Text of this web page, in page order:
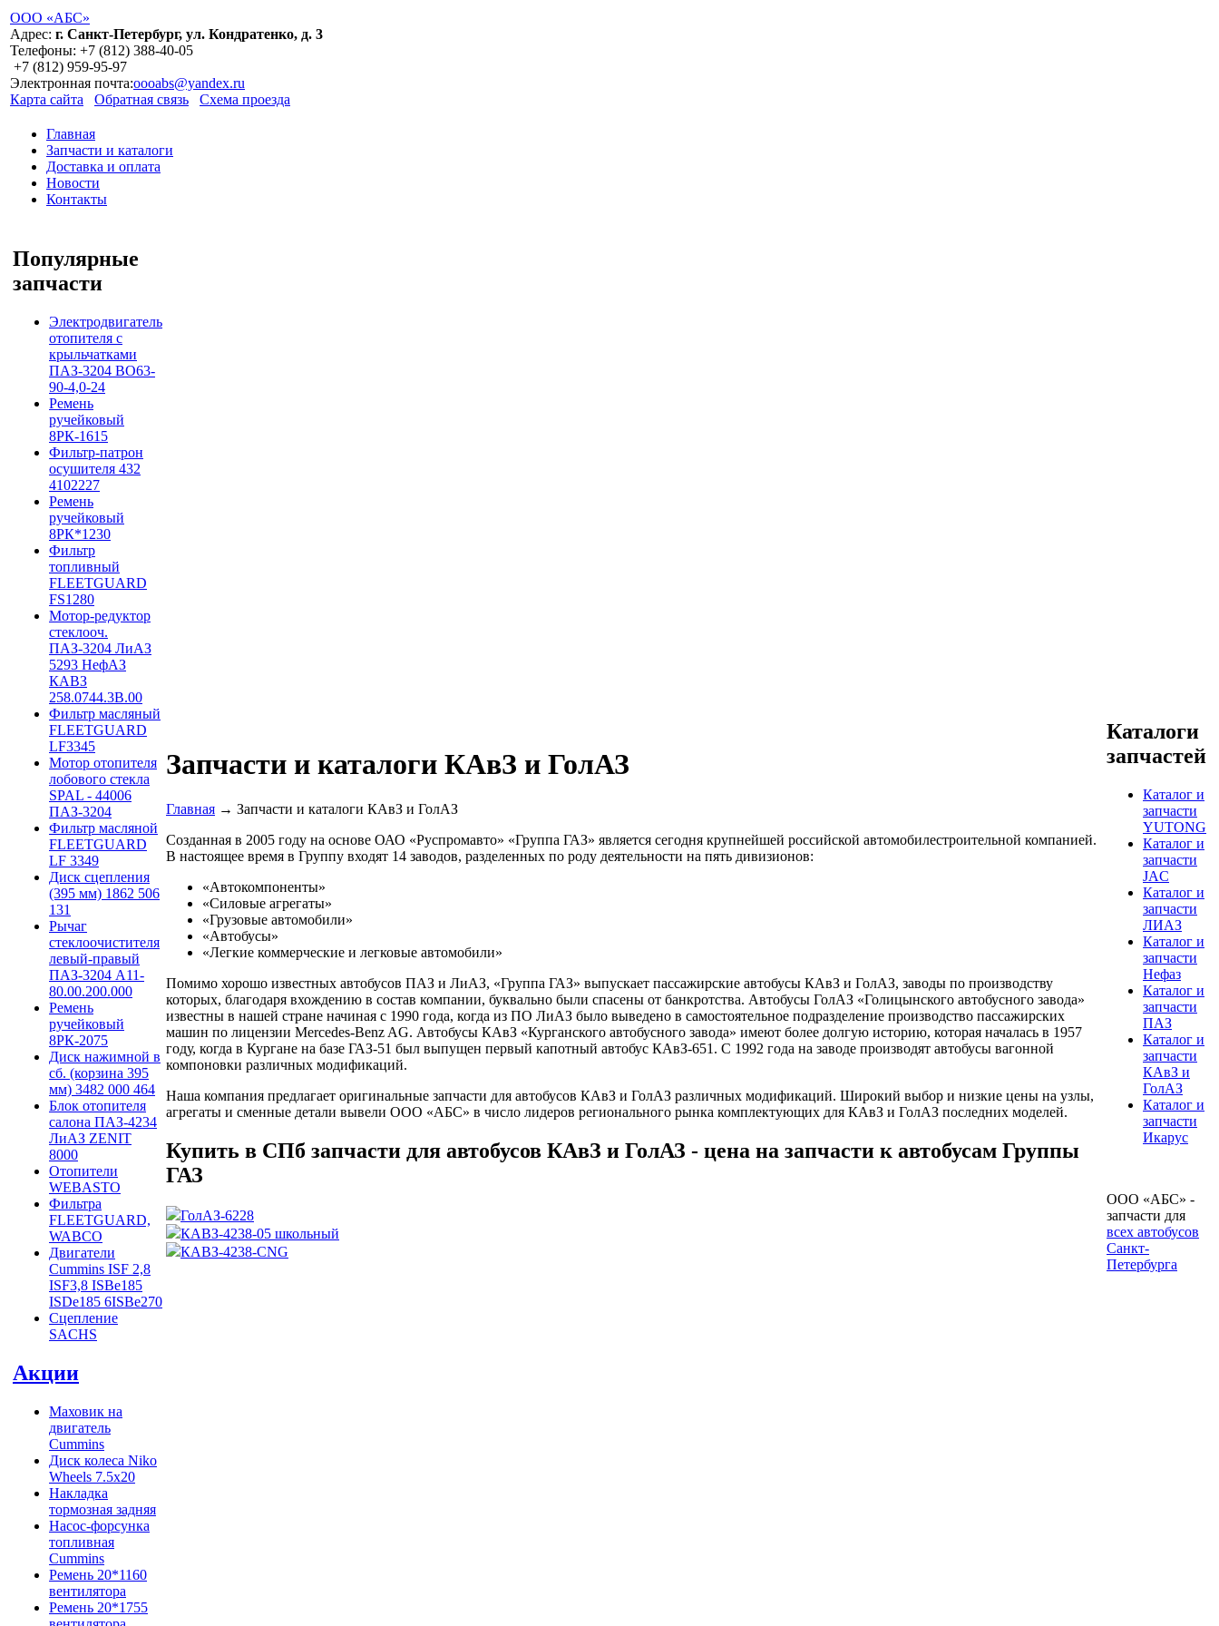
ООО «АБС»
Адрес: г. Санкт-Петербург, ул. Кондратенко, д. 3
Телефоны: +7 (812) 388-40-05
+7 (812) 959-95-97
Электронная почта:oooabs@yandex.ru
Карта сайта
Обратная связь Схема проезда
Главная
Запчасти и каталоги
Доставка и оплата
Новости
Контакты
Популярные
запчасти
Электродвигатель
отопителя с
крыльчатками
ПАЗ-3204 ВО63-
90-4,0-24
Ремень
ручейковый
8РК-1615
Фильтр-патрон
осушителя 432
4102227
Ремень
ручейковый
8РК*1230
Фильтр
топливный
FLEETGUARD
FS1280
Мотор-редуктор
стеклооч.
ПАЗ-3204 ЛиАЗ
5293 НефАЗ
КАВЗ
258.0744.3B.00
Фильтр масляный
FLEETGUARD
LF3345
Мотор отопителя
лобового стекла
SPAL - 44006
ПАЗ-3204
Фильтр масляной
FLEETGUARD
LF 3349
Диск сцепления
(395 мм) 1862 506
131
Рычаг
стеклоочистителя
левый-правый
ПАЗ-3204 А11-
80.00.200.000
Ремень
ручейковый
8РК-2075
Диск нажимной в
сб. (корзина 395
мм) 3482 000 464
Блок отопителя
салона ПАЗ-4234
ЛиАЗ ZENIT
8000
Отопители
WEBASTO
Фильтра
FLEETGUARD,
WABCO
Двигатели
Cummins ISF 2,8
ISF3,8 ISBe185
ISDe185 6ISBe270
Сцепление
SACHS
Акции
Маховик на
двигатель
Cummins
Диск колеса Niko
Wheels 7.5x20
Накладка
тормозная задняя
Насос-форсунка
топливная
Cummins
Ремень 20*1160
вентилятора
Ремень 20*1755
Запчасти и каталоги КАвЗ и ГолАЗ
Главная → Запчасти и каталоги КАвЗ и ГолАЗ
Созданная в 2005 году на основе ОАО «Руспромавто» «Группа ГАЗ» является сегодня крупнейшей российской автомобилестроительной компанией.
В настоящее время в Группу входят 14 заводов, разделенных по роду деятельности на пять дивизионов:
«Автокомпоненты»
«Силовые агрегаты»
«Грузовые автомобили»
«Автобусы»
«Легкие коммерческие и легковые автомобили»
Помимо хорошо известных автобусов ПАЗ и ЛиАЗ, «Группа ГАЗ» выпускает пассажирские автобусы КАвЗ и ГолАЗ, заводы по производству
которых, благодаря вхождению в состав компании, буквально были спасены от банкротства. Автобусы ГолАЗ «Голицынского автобусного завода»
известны в нашей стране начиная с 1990 года, когда из ПО ЛиАЗ было выведено в самостоятельное подразделение производство пассажирских
машин по лицензии Mercedes-Benz AG. Автобусы КАвЗ «Курганского автобусного завода» имеют более долгую историю, которая началась в 1957
году, когда в Кургане на базе ГАЗ-51 был выпущен первый капотный автобус КАвЗ-651. С 1992 года на заводе производят автобусы вагонной
компоновки различных модификаций.
Наша компания предлагает оригинальные запчасти для автобусов КАвЗ и ГолАЗ различных модификаций. Широкий выбор и низкие цены на узлы,
агрегаты и сменные детали вывели ООО «АБС» в число лидеров регионального рынка комплектующих для КАвЗ и ГолАЗ последних моделей.
Купить в СПб запчасти для автобусов КАвЗ и ГолАЗ - цена на запчасти к автобусам Группы
ГАЗ
ГолАЗ-6228
КАВЗ-4238-05 школьный
КАВЗ-4238-CNG
Каталоги
запчастей
Каталог и
запчасти
YUTONG
Каталог и
запчасти
JAC
Каталог и
запчасти
ЛИАЗ
Каталог и
запчасти
Нефаз
Каталог и
запчасти
ПАЗ
Каталог и
запчасти
КАвЗ и
ГолАЗ
Каталог и
запчасти
Икарус
ООО «АБС» -
запчасти для
всех автобусов
Санкт-
Петербурга